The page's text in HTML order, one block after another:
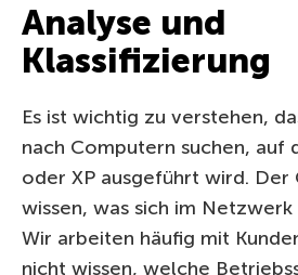
Analyse und
Klassifizierung
Es ist wichtig zu verstehen,
nach Computern suchen, auf
oder XP ausgeführt wird. Der
wissen, was sich im
Wir arbeiten häufig mit
nicht wissen, welche